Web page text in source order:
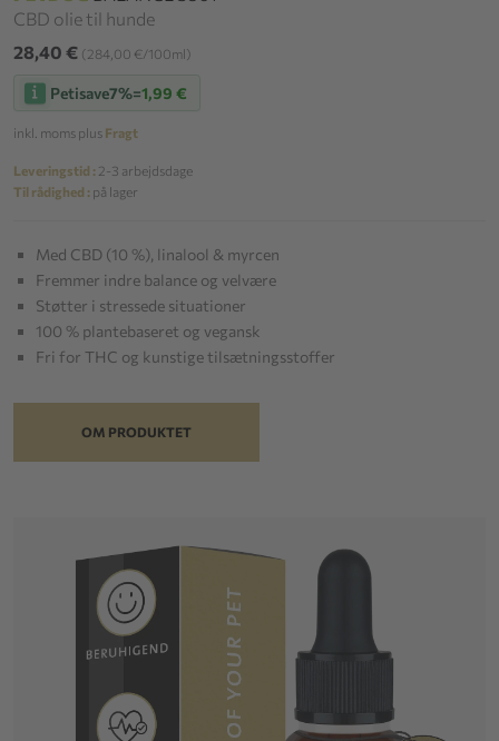
CBD olie til hunde
28,40 € (284,00 €/100ml)
Petisave7%=1,99 €
inkl. moms plus Fragt
Leveringstid : 2-3 arbejdsdage
Til rådighed : på lager
Med CBD (10 %), linalool & myrcen
Fremmer indre balance og velvære
Støtter i stressede situationer
100 % plantebaseret og vegansk
Fri for THC og kunstige tilsætningsstoffer
OM PRODUKTET